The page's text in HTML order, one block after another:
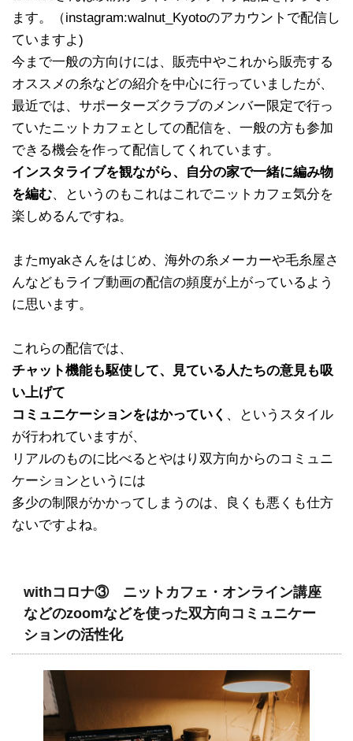
ます。（instagram:walnut_Kyotoのアカウントで配信し
ていますよ)
今まで一般の方向けには、販売中やこれから販売する
オススメの糸などの紹介を中心に行っていましたが、
最近では、サポーターズクラブのメンバー限定で行っ
ていたニットカフェとしての配信を、一般の方も参加
できる機会を作って配信してくれています。
インスタライブを観ながら、自分の家で一緒に編み物
を編む、というのもこれはこれでニットカフェ気分を
楽しめるんですね。
またmyakさんをはじめ、海外の糸メーカーや毛糸屋さ
んなどもライブ動画の配信の頻度が上がっているよう
に思います。
これらの配信では、
チャット機能も駆使して、見ている人たちの意見も吸
い上げて
コミュニケーションをはかっていく 、というスタイル
が行われていますが、
リアルのものに比べるとやはり双方向からのコミュニ
ケーションというには
多少の制限がかかってしまうのは、良くも悪くも仕方
ないですよね。
withコロナ③ ニットカフェ・オンライン講座
などのzoomなどを使った双方向コミュニケー
ションの活性化